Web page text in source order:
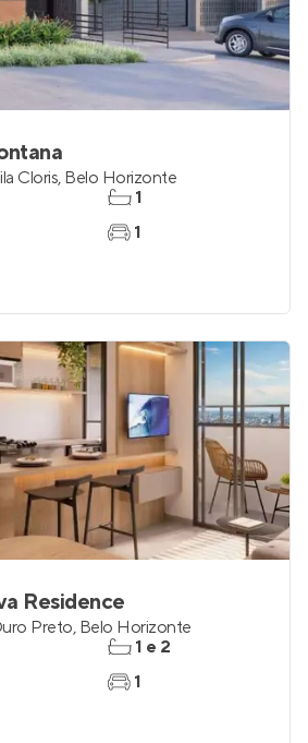
Cloris, Belo Horizonte
1
1
Residence
Preto, Belo Horizonte
1 e 2
1